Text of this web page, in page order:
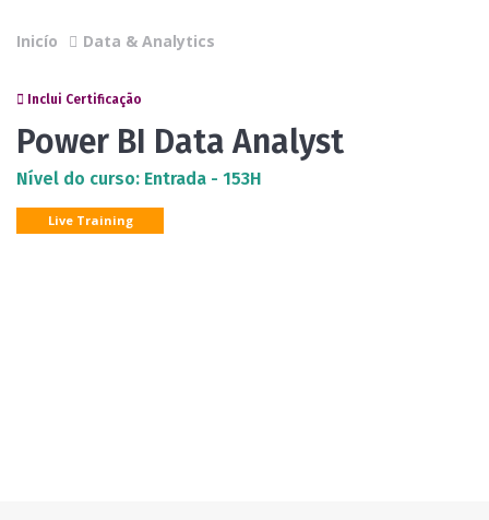
Inicío Data & Analytics
Inclui Certificação
Power BI Data Analyst
Nível do curso: Entrada - 153H
Live Training